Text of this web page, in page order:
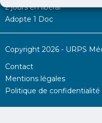
2 jours en libéral
Adopte 1 Doc
Copyright 2026 - URPS
Contact
Mentions légales
Politique de confidentialité